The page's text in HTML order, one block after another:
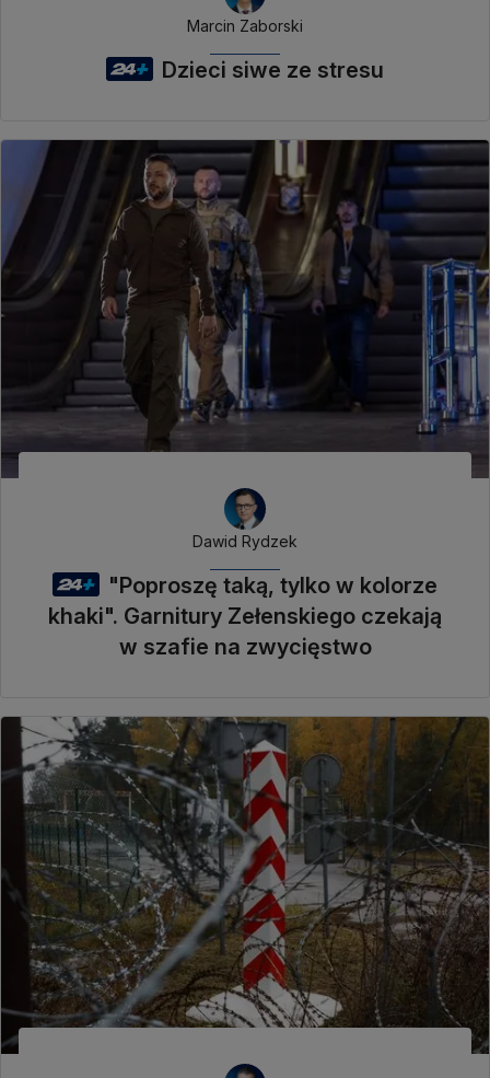
Marcin Zaborski
Dzieci siwe ze stresu
Dawid Rydzek
"Poproszę taką, tylko w kolorze
khaki". Garnitury Zełenskiego czekają
w szafie na zwycięstwo